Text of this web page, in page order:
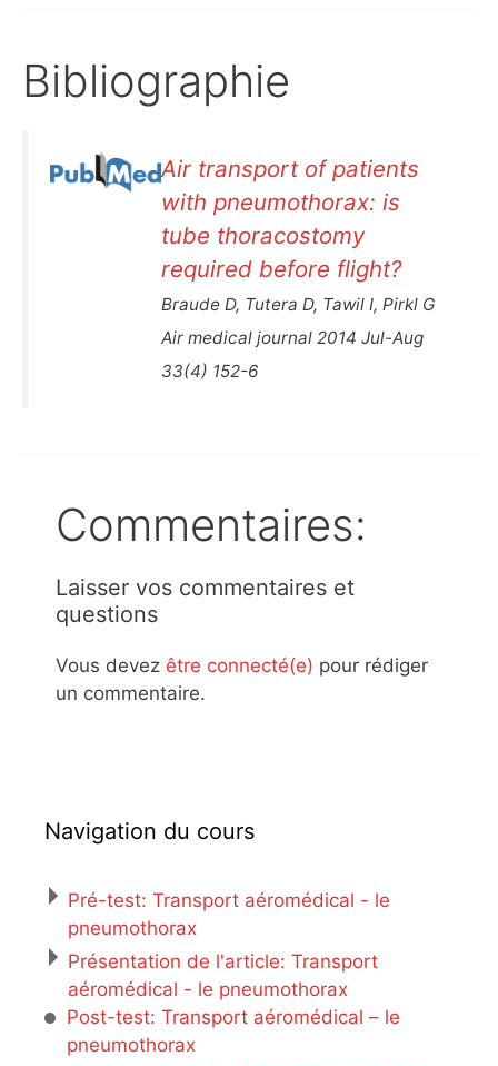
Bibliographie
Air transport of patients
with pneumothorax: is
tube thoracostomy
required before flight?
Braude D, Tutera D, Tawil I, Pirkl G
Air medical journal 2014 Jul-Aug
33(4) 152-6
Commentaires:
Laisser vos commentaires et
questions
Vous devez être connecté(e) pour rédiger
un commentaire.
Navigation du cours
Pré-test: Transport aéromédical - le
pneumothorax
Présentation de l'article: Transport
aéromédical - le pneumothorax
Post-test: Transport aéromédical – le
pneumothorax